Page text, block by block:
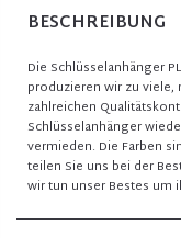
BESCHREIBUNG
Die Schlüsselanhänger
produzieren wir zu viele,
zahlreichen
Schlüsselanhänger
vermieden. Die Farben
teilen Sie uns bei der
wir tun unser Bestes um